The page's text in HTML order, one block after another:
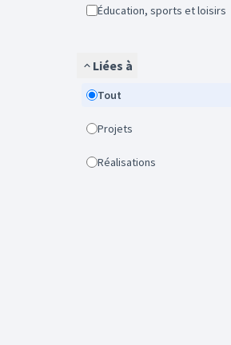
Éducation, sports et loisirs
Liées à
Tout
Projets
Réalisations